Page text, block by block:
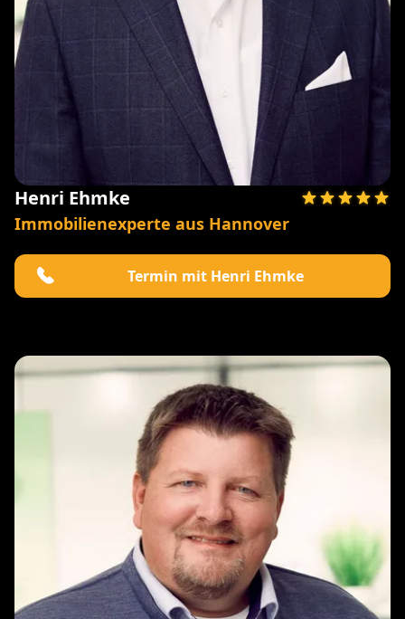
Henri Ehmke
Immobilienexperte aus Hannover
Termin mit Henri Ehmke